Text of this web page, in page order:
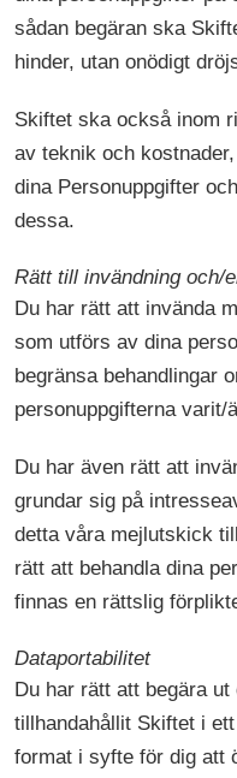
sådan begäran ska
hinder, utan onödigt
Skiftet ska också inom
av teknik och
dina Personuppgifter
dessa.
Rätt till invändning och/
Du har rätt att invända
som utförs av dina
begränsa behandlingar
personuppgifterna varit/
Du har även rätt att
grundar sig på
detta våra mejlutskick
rätt att behandla dina
finnas en rättslig
Dataportabilitet
Du har rätt att begära
tillhandahållit Skiftet i
format i syfte för dig att